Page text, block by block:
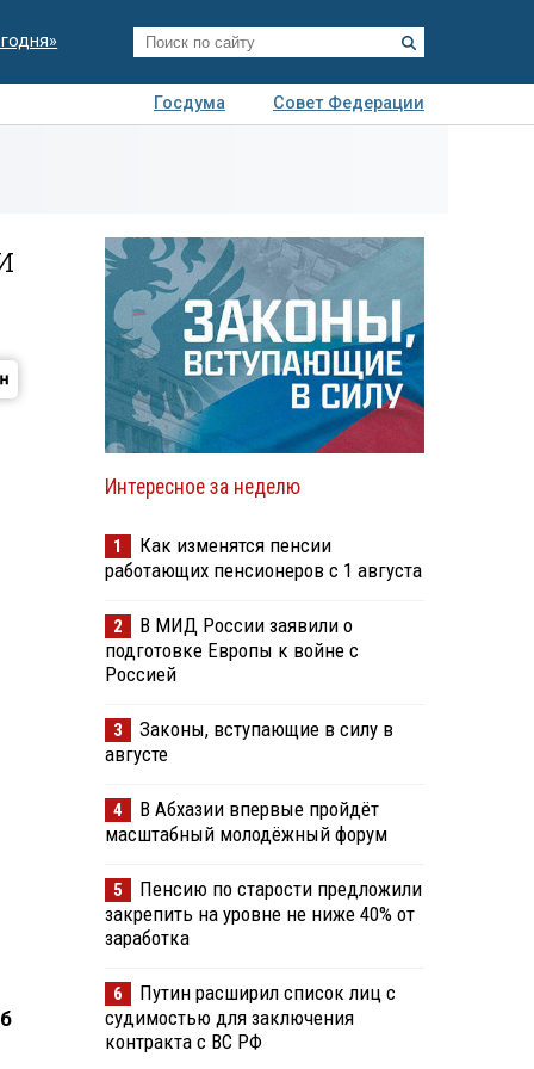
Госдума
Совет Федерации
Интересное за неделю
1
Как изменятся пенсии
работающих пенсионеров с 1 августа
2
В МИД России заявили о
подготовке Европы к войне с
Россией
3
Законы, вступающие в силу в
августе
4
В Абхазии впервые пройдёт
масштабный молодёжный форум
5
Пенсию по старости предложили
закрепить на уровне не ниже 40% от
заработка
6
Путин расширил список лиц с
судимостью для заключения
контракта с ВС РФ